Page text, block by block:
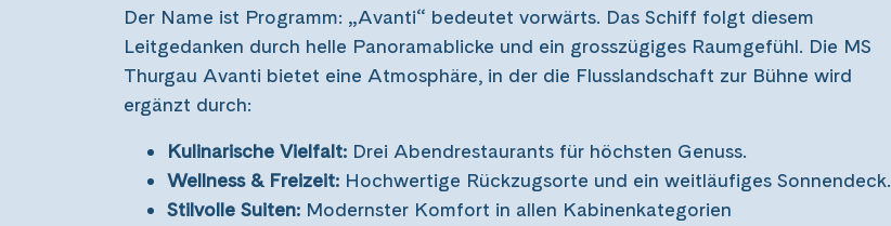
Der Name ist Programm: „Avanti“ bedeutet vorwärts. Das Schiff folgt diesem
Leitgedanken durch helle Panoramablicke und ein grosszügiges Raumgefühl. Die MS
Thurgau Avanti bietet eine Atmosphäre, in der die Flusslandschaft zur Bühne wird
ergänzt durch:
Kulinarische Vielfalt: Drei Abendrestaurants für höchsten Genuss.
Wellness & Freizeit: Hochwertige Rückzugsorte und ein weitläufiges Sonnendeck.
Stilvolle Suiten: Modernster Komfort in allen Kabinenkategorien